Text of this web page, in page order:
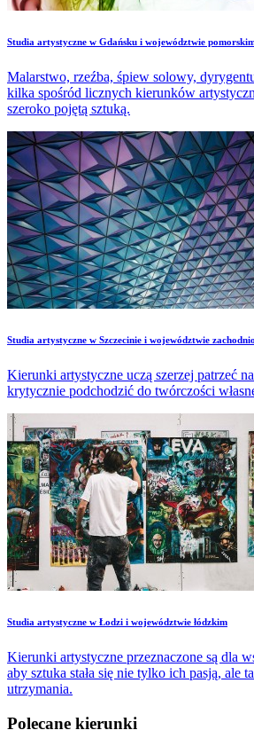
​Studia artystyczne w Gdańsku i województwie
Malarstwo, rzeźba, śpiew solowy,
kilka spośród licznych kierunków
szeroko pojętą sztuką.
​Studia artystyczne w Szczecinie i województwie
Kierunki artystyczne uczą szerzej patrzeć
krytycznie podchodzić do twórczości
​Studia artystyczne w Łodzi i województwie łódzkim
Kierunki artystyczne przeznaczone są dla
aby sztuka stała się nie tylko ich pasją, ale
utrzymania.
Polecane kierunki